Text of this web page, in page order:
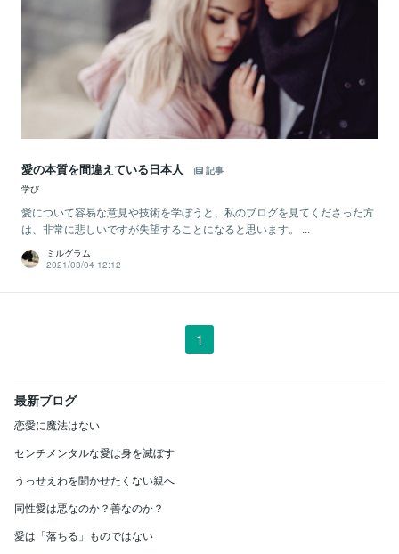
愛の本質を間違えている日本人
記事
学び
愛について容易な意見や技術を学ぼうと、私のブログを見てくださった方
は、非常に悲しいですが失望することになると思います。 ...
ミルグラム
2021/03/04 12:12
1
最新ブログ
恋愛に魔法はない
センチメンタルな愛は身を滅ぼす
うっせえわを聞かせたくない親へ
同性愛は悪なのか？善なのか？
愛は「落ちる」ものではない